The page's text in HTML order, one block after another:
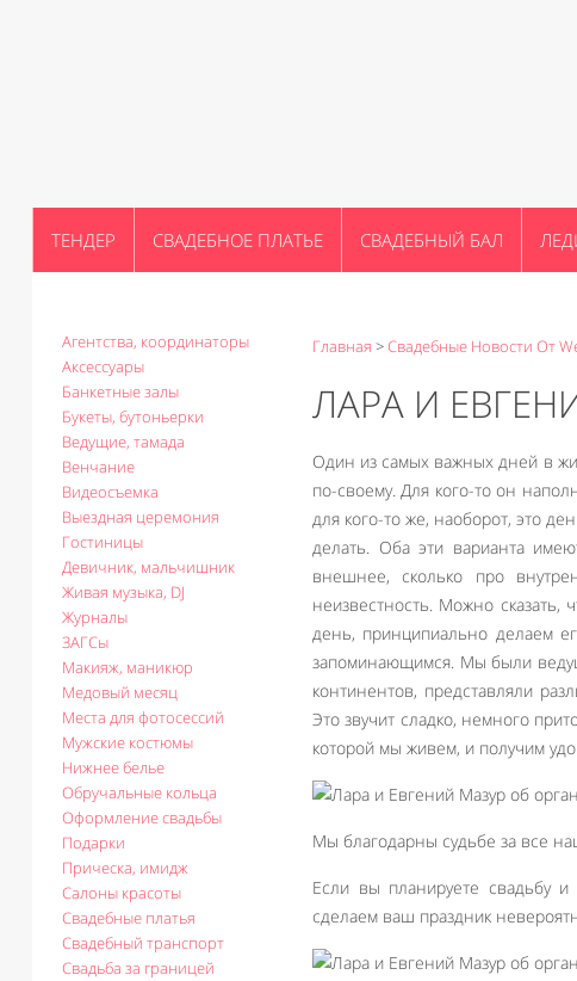
ТЕНДЕР СВАДЕБНОЕ ПЛАТЬЕ СВАДЕБНЫЙ БАЛ
Агентства, координаторы
Аксессуары
Банкетные залы
Букеты, бутоньерки
Ведущие, тамада
Венчание
Видеосъемка
Выездная церемония
Гостиницы
Девичник, мальчишник
Живая музыка, DJ
Журналы
ЗАГСы
Макияж, маникюр
Медовый месяц
Места для фотосессий
Мужские костюмы
Нижнее белье
Обручальные кольца
Оформление свадьбы
Подарки
Прическа, имидж
Салоны красоты
Свадебные платья
Свадебный транспорт
Свадьба за границей
Главная >Свадебные Новости От
ЛАРА И
Один из самых важных дней в
по-своему. Для кого-то он
для кого-то же, наоборот, это
делать. Оба эти варианта
внешнее, сколько про
неизвестность. Можно
день, принципиально делаем
запоминающимся. Мы были
континентов, представляли
Это звучит сладко, немного
которой мы живем, и получим
Мы благодарны судьбе за все
Если вы планируете свадьбу
сделаем ваш праздник